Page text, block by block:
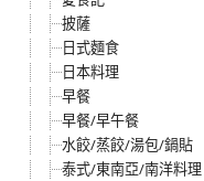
披薩
日式麵食
日本料理
早餐
早餐/早午餐
水餃/蒸餃/湯包/鍋貼
泰式/東南亞/南洋料理